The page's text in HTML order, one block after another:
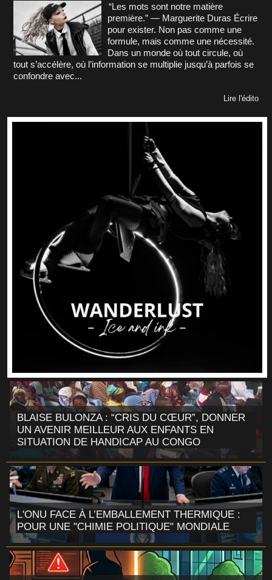
“Les mots sont notre matière
première.” — Marguerite Duras Écrire
pour exister. Non pas comme une
formule, mais comme une nécessité.
Dans un monde où tout circule, où
tout s’accélère, où l’information se multiplie jusqu’à parfois se
confondre avec...
Lire l'édito
BLAISE BULONZA : “CRIS DU CŒUR”, DONNER
UN AVENIR MEILLEUR AUX ENFANTS EN
SITUATION DE HANDICAP AU CONGO
L'ONU FACE À L’EMBALLEMENT THERMIQUE :
POUR UNE "CHIMIE POLITIQUE" MONDIALE